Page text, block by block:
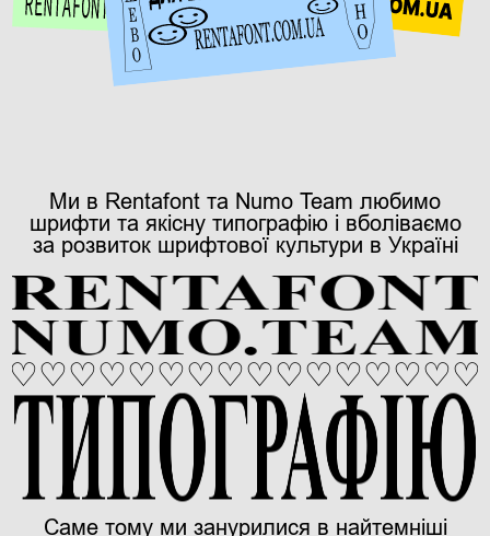
Ми в Rentafont та Numo Team любимо
шрифти та якісну типографію і вболіваємо
за розвиток шрифтової культури в Україні
RENTAFONT
NUMO.TEAM
ТИПОГРАФІЮ
Cаме тому ми занурилися в найтемніші